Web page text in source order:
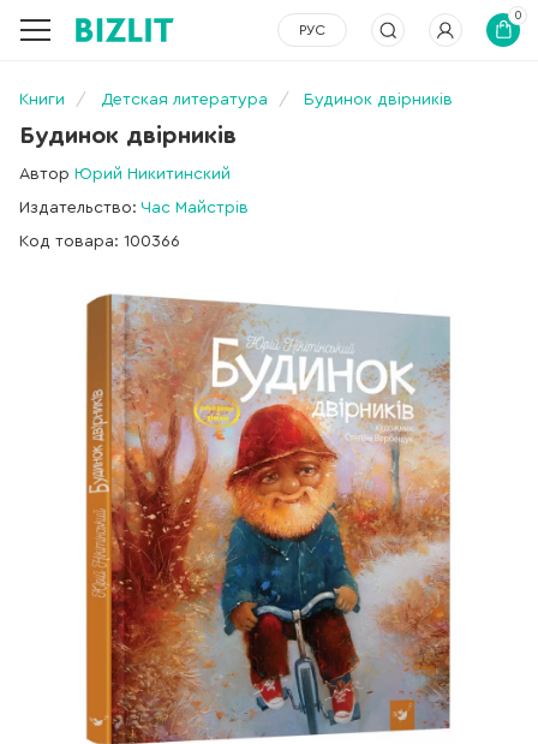
РУС
0
Книги Детская литература Будинок двірників
Будинок двірників
Автор Юрий Никитинский
Издательство: Час Майстрів
Код товара: 100366